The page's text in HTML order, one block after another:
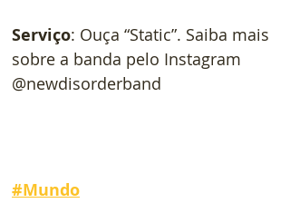
Serviço: Ouça “Static”. Saiba mais
sobre a banda pelo Instagram
@newdisorderband
#Mundo